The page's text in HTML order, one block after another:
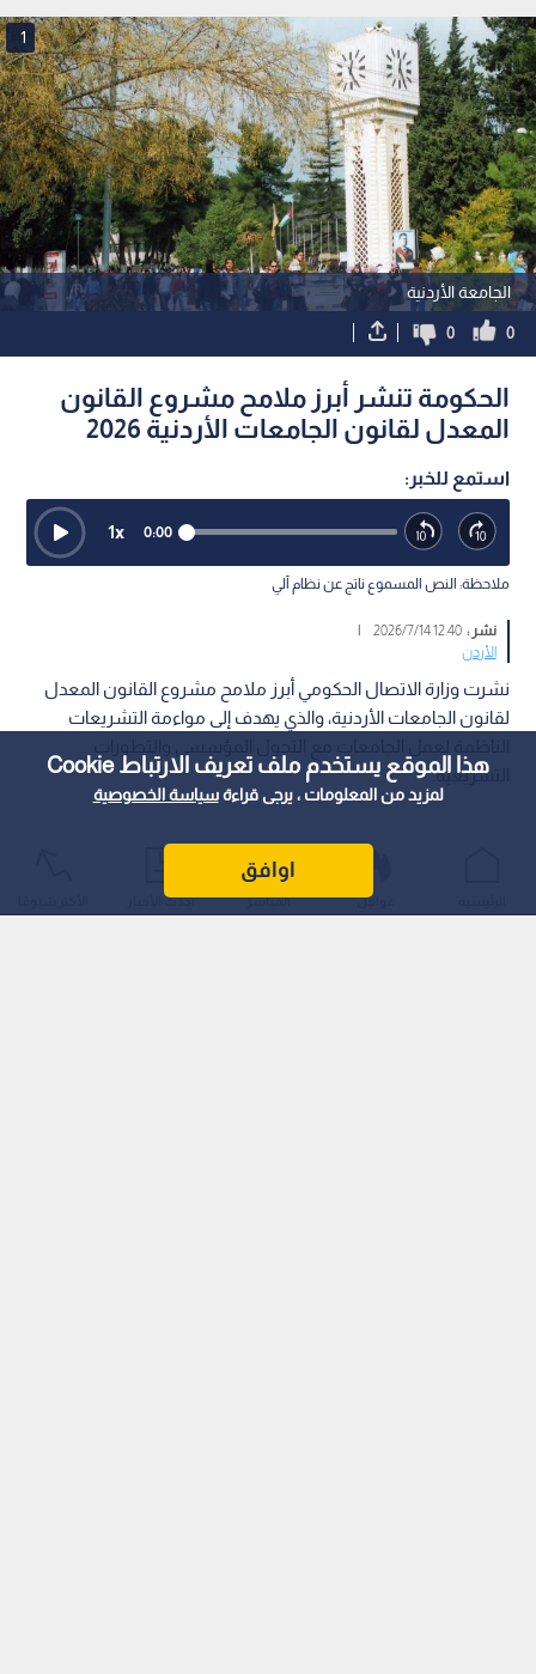
هذا الموقع يستخدم ملف تعريف الارتباط Cookie
لمزيد من المعلومات ، يرجى قراءةسياسة الخصوصية
اوافق
الجامعة الأردنية
1
0
0
الحكومة تنشر أبرز ملامح مشروع القانون
المعدل لقانون الجامعات الأردنية 2026
استمع للخبر:
0:00
1x
ملاحظة: النص المسموع ناتج عن نظام آلي
نشر :12:40 2026/7/14
|
الأردن
نشرت وزارة الاتصال الحكومي أبرز ملامح مشروع القانون المعدل
لقانون الجامعات الأردنية، والذي يهدف إلى مواءمة التشريعات
التشريعية.
عواجل المباشر أحدث الأخبار